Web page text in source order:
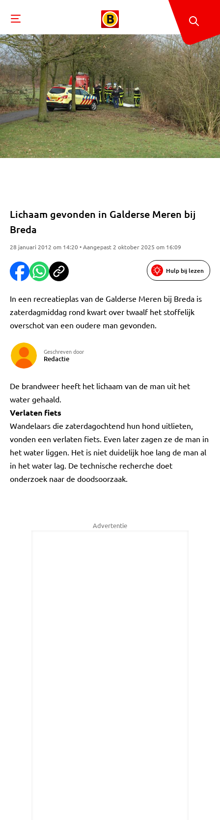
Lichaam gevonden in Galderse Meren bij
Breda
28 januari 2012 om 14:20 • Aangepast 2 oktober 2025 om 16:09
Hulp bij lezen
In een recreatieplas van de Galderse Meren bij Breda is
zaterdagmiddag rond kwart over twaalf het stoffelijk
overschot van een oudere man gevonden.
Geschreven door
Redactie
De brandweer heeft het lichaam van de man uit het
water gehaald.
Verlaten fiets
Wandelaars die zaterdagochtend hun hond uitlieten,
vonden een verlaten fiets. Even later zagen ze de man in
het water liggen. Het is niet duidelijk hoe lang de man al
in het water lag. De technische recherche doet
onderzoek naar de doodsoorzaak.
Advertentie